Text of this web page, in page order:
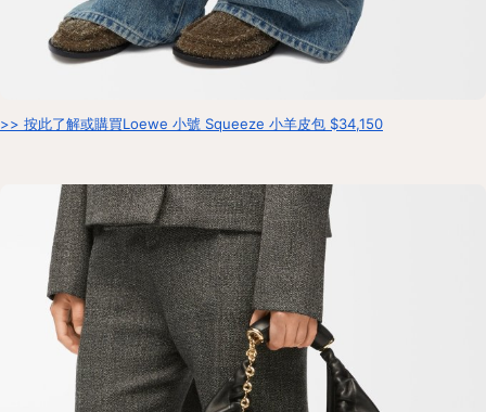
>> 按此了解或購買Loewe 小號 Squeeze 小羊皮包 $34,150